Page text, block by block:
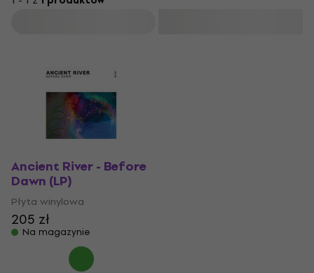
Ancient River - Before
Dawn (LP)
Płyta winylowa
205 zł
Na magazynie